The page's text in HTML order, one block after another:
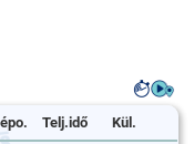
Telj.idő Kül.